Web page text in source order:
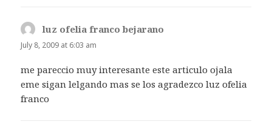
luz ofelia franco bejarano
July 8, 2009 at 6:03 am
me pareccio muy interesante este articulo ojala
eme sigan lelgando mas se los agradezco luz ofelia
franco